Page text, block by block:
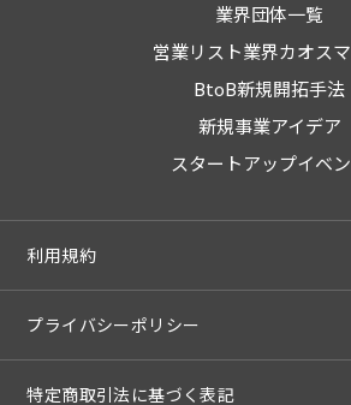
業界団体一覧
営業リスト業界カオス
BtoB新規開拓手法
新規事業アイデア
スタートアップイベ
利用規約
プライバシーポリシー
特定商取引法に基づく表記